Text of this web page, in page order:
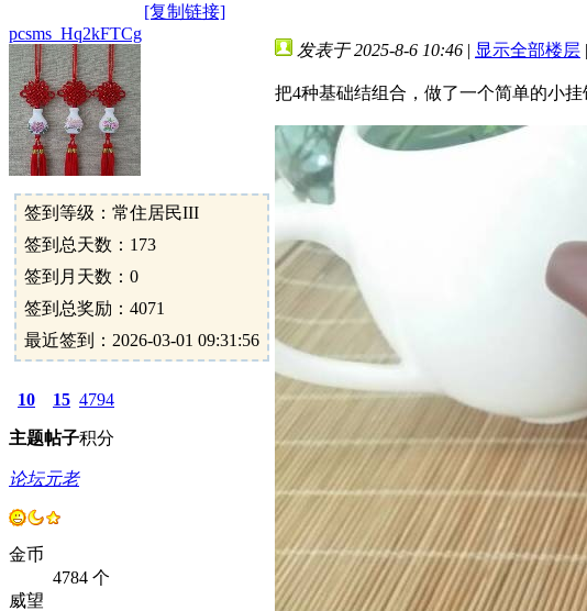
[复制链接]
pcsms_Hq2kFTCg
签到等级：常住居民III
签到总天数：173
签到月天数：0
签到总奖励：4071
最近签到：2026-03-01 09:31:56
10
主题
15
帖子
4794
积分
论坛元老
金币
4784 个
威望
发表于 2025-8-6 10:46 | 显示全部楼层 |
把4种基础结组合，做了一个简单的小